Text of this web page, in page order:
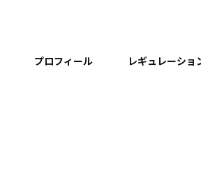
プロフィール レギュレーショ